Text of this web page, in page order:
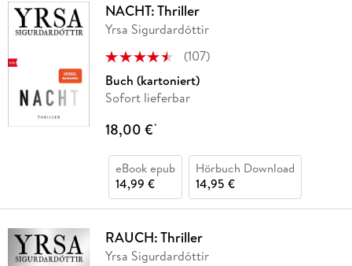
NACHT: Thriller
Yrsa Sigurdardóttir
(107)
Buch (kartoniert)
Sofort lieferbar
18,00 €*
eBook epub
14,99 €
Hörbuch Download
14,95 €
RAUCH: Thriller
Yrsa Sigurdardóttir